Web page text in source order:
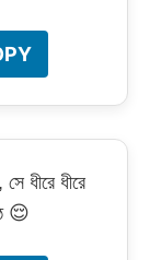
ধীরে ধীরে
😌